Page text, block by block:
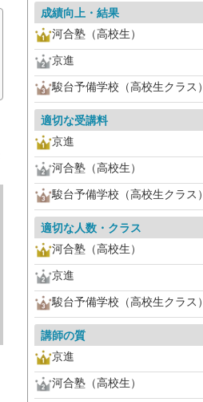
成績向上・結果
河合塾（高校生）
京進
駿台予備学校（高校生クラス）
適切な受講料
京進
河合塾（高校生）
駿台予備学校（高校生クラス）
適切な人数・クラス
河合塾（高校生）
京進
駿台予備学校（高校生クラス）
講師の質
京進
河合塾（高校生）